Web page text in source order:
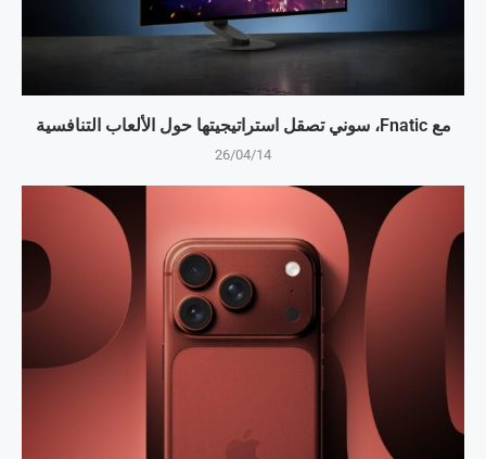
مع Fnatic، سوني تصقل استراتيجيتها حول الألعاب التنافسية
26/04/14